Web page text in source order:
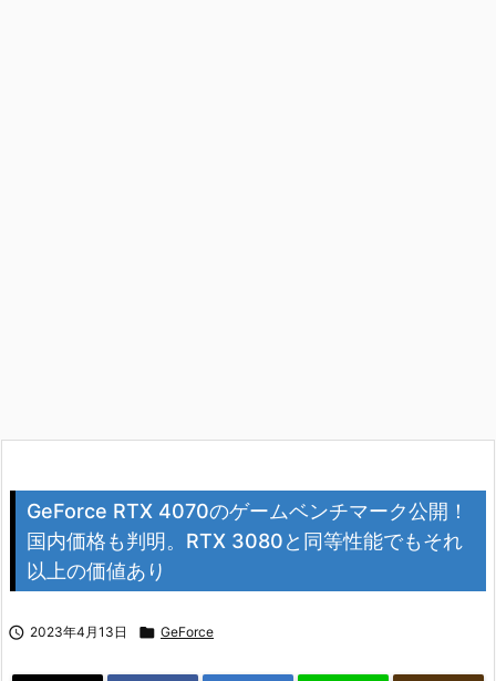
GeForce RTX 4070のゲームベンチマーク公開！
国内価格も判明。RTX 3080と同等性能でもそれ
以上の価値あり
 2023年4月13日  GeForce